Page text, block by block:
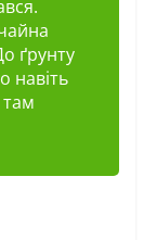
ґрунту
навіть
там